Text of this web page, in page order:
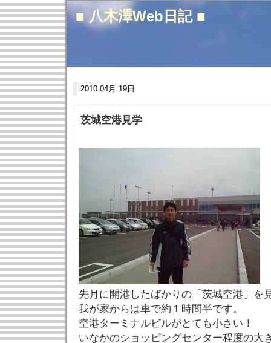
■ 八木澤Web日記 ■
2010 04月 19日
茨城空港見学
先月に開港したばかりの「茨城空港」を
我が家からは車で約１時間半です。
空港ターミナルビルがとても小さい！
いなかのショッピングセンター程度の大